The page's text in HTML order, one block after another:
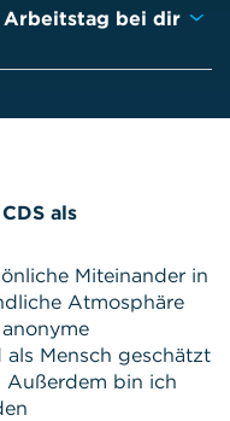
bei dir
als
Miteinander in
Atmosphäre
Mensch geschätzt
Außerdem bin ich